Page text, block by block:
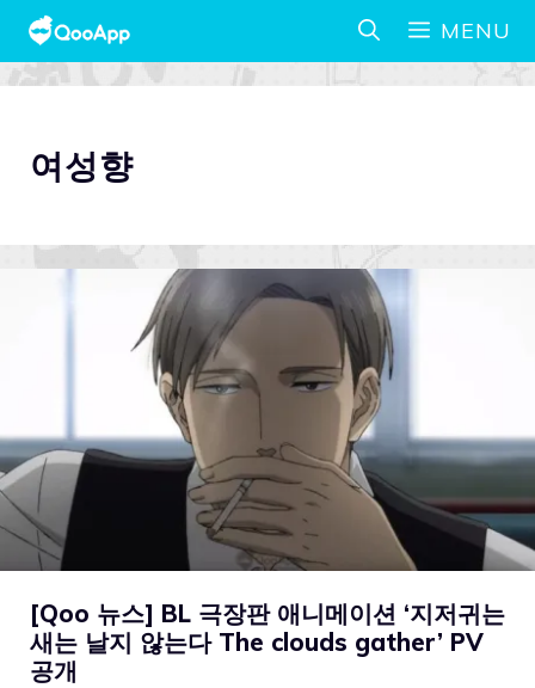
MENU
여성향
[Qoo 뉴스] BL 극장판 애니메이션 ‘지저귀는
새는 날지 않는다 The clouds gather’ PV
공개